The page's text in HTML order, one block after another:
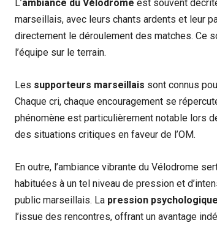
L’ambiance du Vélodrome est souvent
marseillais, avec leurs chants ardents et leur
directement le déroulement des matches. Ce
l’équipe sur le terrain.
Les supporteurs marseillais sont connus
Chaque cri, chaque encouragement se
phénomène est particulièrement notable lors
des situations critiques en faveur de l’OM.
En outre, l’ambiance vibrante du Vélodrome
habituées à un tel niveau de pression et
public marseillais. La pression psychologique
l’issue des rencontres, offrant un avantage